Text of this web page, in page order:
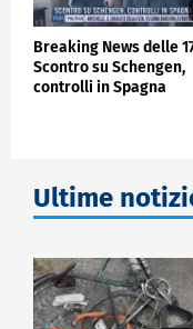
Breaking News delle
Scontro su Schengen,
controlli in Spagna
Ultime